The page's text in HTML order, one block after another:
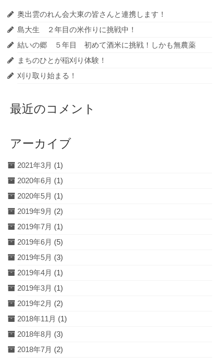
ー
シ
ョ
ン
奥出雲のれん会大東の皆さんと連携します！
島大生 ２年目の米作りに挑戦中！
結いの郷 ５年目 初めて酒米に挑戦！しかも無農薬
まちのひとが稲刈り体験！
刈り取り始まる！
最近のコメント
アーカイブ
2021年3月 (1)
2020年6月 (1)
2020年5月 (1)
2019年9月 (2)
2019年7月 (1)
2019年6月 (5)
2019年5月 (3)
2019年4月 (1)
2019年3月 (1)
2019年2月 (2)
2018年11月 (1)
2018年8月 (3)
2018年7月 (2)